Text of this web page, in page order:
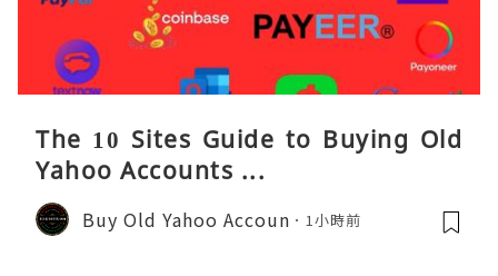
The 10 Sites Guide to Buying Old
Yahoo Accounts ...
Buy Old Yahoo Accoun 1小時前